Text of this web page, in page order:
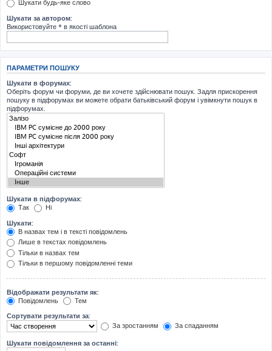
Шукати будь-яке слово
Шукати за автором:
Використовуйте * в якості шаблона
ПАРАМЕТРИ ПОШУКУ
Шукати в форумах:
Оберіть форум чи форуми, де ви хочете здійснювати пошук. Задля прискорення
пошуку в підфорумах ви можете обрати батьківський форум і увімкнути пошук в
підфорумах.
Шукати в підфорумах:
Так
Ні
Шукати:
В назвах тем і в тексті повідомлень
Лише в текстах повідомлень
Тільки в назвах тем
Тільки в першому повідомленні теми
Відображати результати як:
Повідомлень
Тем
Сортувати результати за:
За зростанням
За спаданням
Шукати повідомлення за останні: